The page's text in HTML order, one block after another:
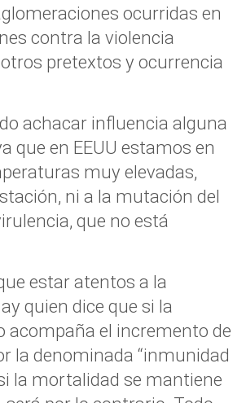
ocurridas en
contra la violencia
pretextos y ocurrencia
achacar influencia alguna
que en EEUU estamos en
muy elevadas,
ni a la mutación del
que no está
estar atentos a la
quien dice que si la
acompaña el incremento de
la denominada “inmunidad
la mortalidad se mantiene